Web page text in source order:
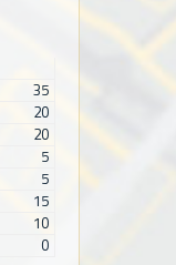
35
20
20
5
5
15
10
0